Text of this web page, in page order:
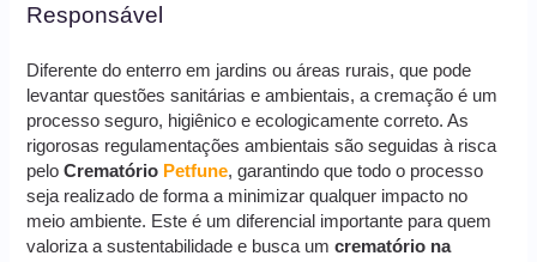
Responsável
Diferente do enterro em jardins ou áreas rurais, que pode
levantar questões sanitárias e ambientais, a cremação é um
processo seguro, higiênico e ecologicamente correto. As
rigorosas regulamentações ambientais são seguidas à risca
peloCrematório Petfune, garantindo que todo o processo
seja realizado de forma a minimizar qualquer impacto no
meio ambiente. Este é um diferencial importante para quem
valoriza a sustentabilidade e busca umcrematório na